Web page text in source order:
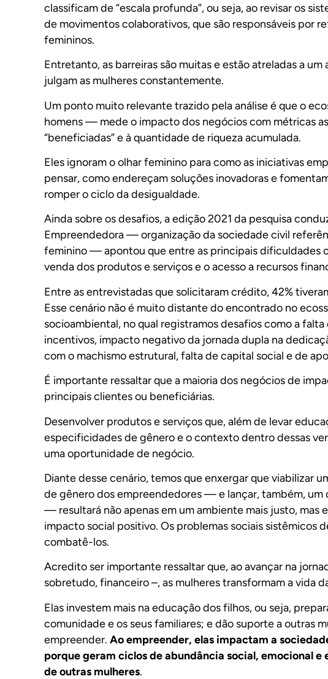
classificam de “escala profunda”, ou seja, ao revisar os
de movimentos colaborativos, que são responsáveis por
femininos.
Entretanto, as barreiras são muitas e estão atreladas a
julgam as mulheres constantemente.
Um ponto muito relevante trazido pela análise é que o
homens — mede o impacto dos negócios com métricas
“beneficiadas” e à quantidade de riqueza acumulada.
Eles ignoram o olhar feminino para como as iniciativas
pensar, como endereçam soluções inovadoras e
romper o ciclo da desigualdade.
Ainda sobre os desafios, a edição 2021 da pesquisa
Empreendedora — organização da sociedade civil
feminino — apontou que entre as principais dificuldades
venda dos produtos e serviços e o acesso a recursos
Entre as entrevistadas que solicitaram crédito, 42%
Esse cenário não é muito distante do encontrado no
socioambiental, no qual registramos desafios como a
incentivos, impacto negativo da jornada dupla na
com o machismo estrutural, falta de capital social e de
É importante ressaltar que a maioria dos negócios de
principais clientes ou beneficiárias.
Desenvolver produtos e serviços que, além de levar
especificidades de gênero e o contexto dentro dessas
uma oportunidade de negócio.
Diante desse cenário, temos que enxergar que viabilizar
de gênero dos empreendedores — e lançar, também, um
— resultará não apenas em um ambiente mais justo, mas
impacto social positivo. Os problemas sociais sistêmicos
combatê-los.
Acredito ser importante ressaltar que, ao avançar na
sobretudo, financeiro –, as mulheres transformam a vida
Elas investem mais na educação dos filhos, ou seja,
comunidade e os seus familiares; e dão suporte a outras
empreender. Ao empreender, elas impactam a
porque geram ciclos de abundância social, emocional
de outras mulheres.